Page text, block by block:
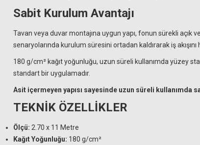
Sabit Kurulum Avantajı
Tavan veya duvar montajına uygun yapı, fonun sürekli açık
senaryolarında kurulum süresini ortadan kaldırarak iş akışını
180 g/cm² kağıt yoğunluğu, uzun süreli kullanımda yüzey
standart bir uygulamadır.
Asit içermeyen yapısı sayesinde uzun süreli kullanımda
TEKNİK ÖZELLİKLER
Ölçü: 2.70 x 11 Metre
Kağıt Yoğunluğu: 180 g/cm²